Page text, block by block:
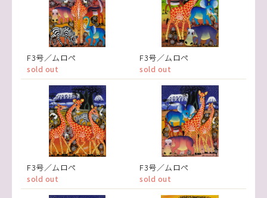
F3号／ムロペ
sold out
F3号／ムロペ
sold out
F3号／ムロペ
sold out
F3号／ムロペ
sold out